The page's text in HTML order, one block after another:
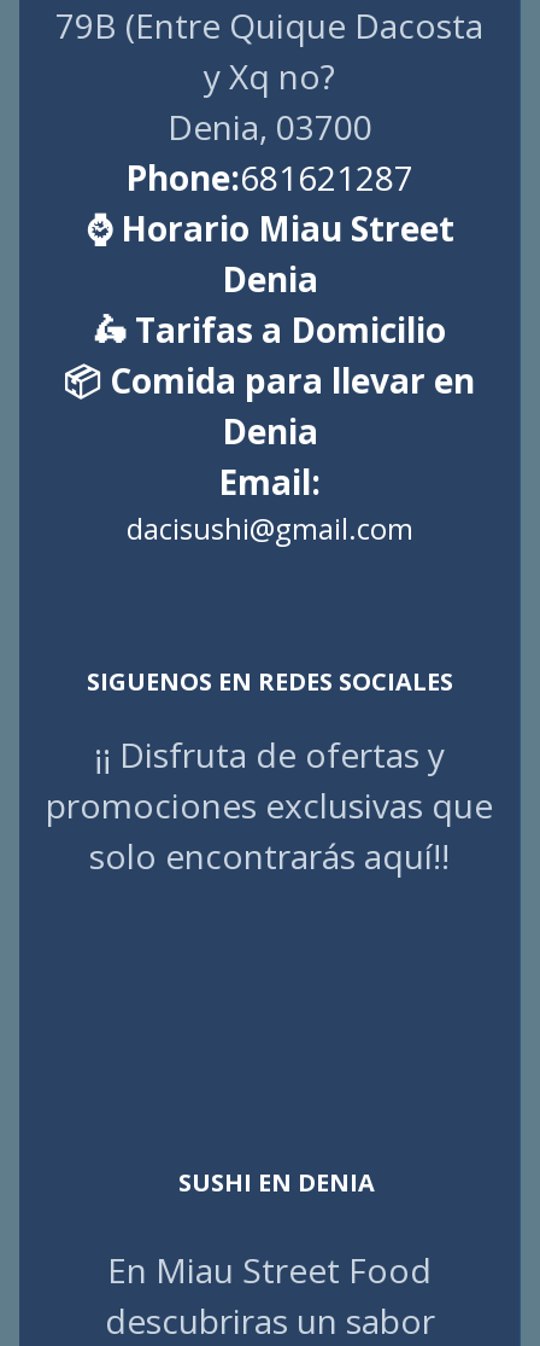
79B (Entre Quique Dacosta
y Xq no?
Denia, 03700
Phone:681621287
⌚ Horario Miau Street
Denia
🛵 Tarifas a Domicilio
📦 Comida para llevar en
Denia
Email:
dacisushi@gmail.com
SIGUENOS EN REDES SOCIALES
¡¡ Disfruta de ofertas y
promociones exclusivas que
solo encontrarás aquí!!
SUSHI EN DENIA
En Miau Street Food
descubriras un sabor